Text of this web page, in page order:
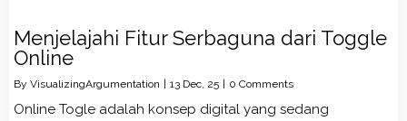
Menjelajahi Fitur Serbaguna dari Toggle
Online
By VisualizingArgumentation | 13 Dec, 25 | 0 Comments
Online Togle adalah konsep digital yang sedang